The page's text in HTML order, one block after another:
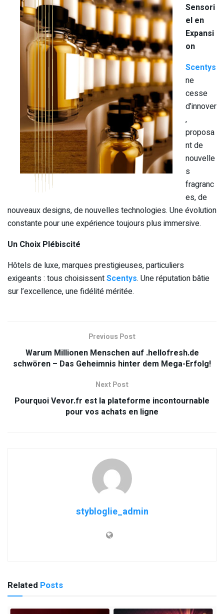
Sensori
el en
Expansi
on
Scentys
ne
cesse
d’innover
,
proposa
nt de
nouvelle
s
fragranc
es, de
nouveaux designs, de nouvelles technologies. Une évolution
constante pour une expérience toujours plus immersive.
Un Choix Plébiscité
Hôtels de luxe, marques prestigieuses, particuliers
exigeants : tous choisissentScentys. Une réputation bâtie
sur l’excellence, une fidélité méritée.
Previous Post
Warum Millionen Menschen auf .hellofresh.de
schwören – Das Geheimnis hinter dem Mega-Erfolg!
Next Post
Pourquoi Vevor.fr est la plateforme incontournable
pour vos achats en ligne
stybloglie_admin
Related Posts